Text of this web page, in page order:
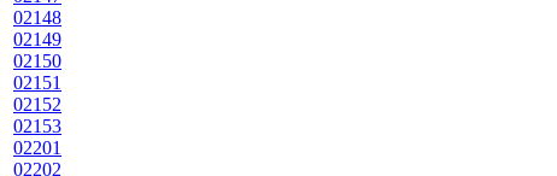
02148
02149
02150
02151
02152
02153
02201
02202